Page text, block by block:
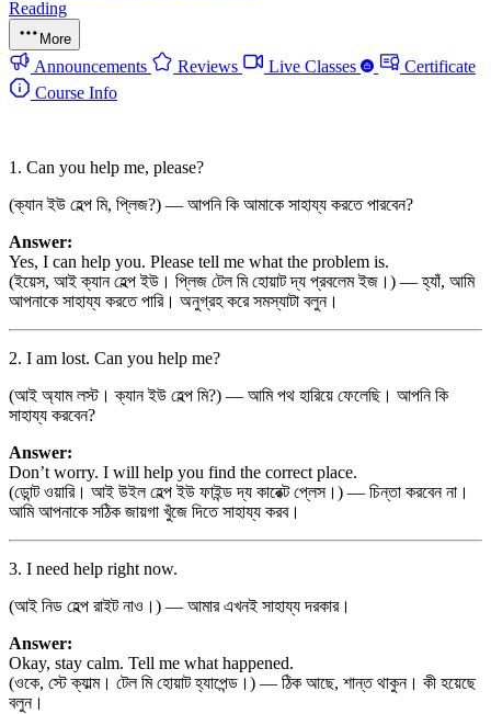
Reading
More
Announcements Reviews Live Classes
Certificate
Course Info
1. Can you help me, please?
(ক্যান ইউ হেল্প মি, প্লিজ?) — আপনি কি আমাকে সাহায্য করতে পারবেন?
Answer:
Yes, I can help you. Please tell me what the problem is.
(ইয়েস, আই ক্যান হেল্প ইউ। প্লিজ টেল মি হোয়াট দ্য প্রবলেম ইজ।) — হ্যাঁ, আমি
আপনাকে সাহায্য করতে পারি। অনুগ্রহ করে সমস্যাটা বলুন।
2. I am lost. Can you help me?
(আই অ্যাম লস্ট। ক্যান ইউ হেল্প মি?) — আমি পথ হারিয়ে ফেলেছি। আপনি কি
সাহায্য করবেন?
Answer:
Don’t worry. I will help you find the correct place.
(ডোন্ট ওয়ারি। আই উইল হেল্প ইউ ফাইন্ড দ্য কারেক্ট প্লেস।) — চিন্তা করবেন না।
আমি আপনাকে সঠিক জায়গা খুঁজে দিতে সাহায্য করব।
3. I need help right now.
(আই নিড হেল্প রাইট নাও।) — আমার এখনই সাহায্য দরকার।
Answer:
Okay, stay calm. Tell me what happened.
(ওকে, স্টে ক্যাল্ম। টেল মি হোয়াট হ্যাপেন্ড।) — ঠিক আছে, শান্ত থাকুন। কী হয়েছে
বলুন।